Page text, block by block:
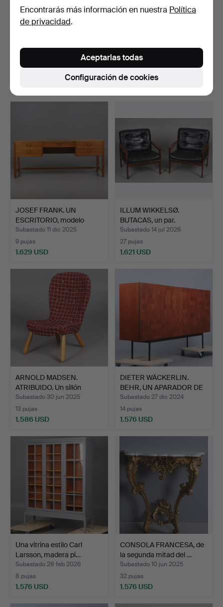
«Drottningholm», Gnesta…
SIGLO XVII DE Còmoda.
Subastado 26 may 2024
30 pujas
JOSEF FRANK. UN
ESCRITORIO, modelo
500/A, …
Subastado 11 dic 2025
9 pujas
1.629 USD
ILLUM WIKKELSØ.
BUTACAS, un par.
"Capella"…
Subastado 14 jul 2026
27 pujas
1.621 USD
ARNOLD MADSEN.
ATRIBUIDO. Un sillón
«Musli…
Subastado 30 jun 2025
13 pujas
1.586 USD
DIETER WÄCKERLIN.
BEHR, UN APARADOR DE
TEC…
Subastado 27 dic 2024
14 pujas
1.576 USD
Una vitrina estilo Carl
Larsson, madera pi…
Subastado 28 feb 2026
8 pujas
1.576 USD
CONSOLA FRANCESA, de
la segunda mitad del …
Subastado 10 jun 2025
32 pujas
1.576 USD
Encontrarás más información en nuestra Política
de privacidad.
Configuración de cookies
Aceptarlas todas